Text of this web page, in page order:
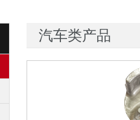
汽车类产品